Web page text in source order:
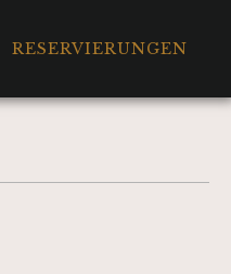
RESERVIERUNGEN